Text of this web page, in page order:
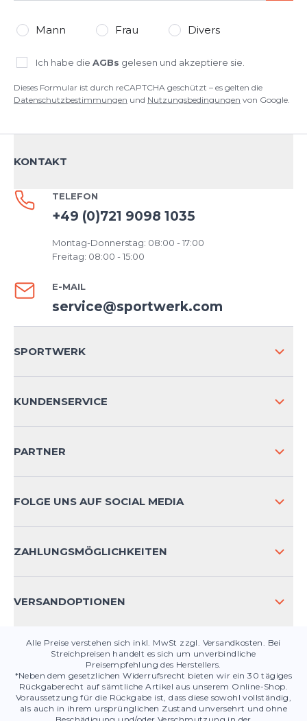
Mann Frau Divers
Ich habe die AGBs gelesen und akzeptiere sie.
Dieses Formular ist durch reCAPTCHA geschützt – es gelten die
Datenschutzbestimmungen und Nutzungsbedingungen von Google.
KONTAKT
TELEFON
+49 (0)721 9098 1035
Montag-Donnerstag: 08:00 - 17:00
Freitag: 08:00 - 15:00
E-MAIL
service@sportwerk.com
SPORTWERK
KUNDENSERVICE
KONTAKT
PRODUKTSICHERHEIT
PARTNER
FOLGE UNS AUF SOCIAL MEDIA
ZAHLUNGSMÖGLICHKEITEN
VERSANDOPTIONEN
Alle Preise verstehen sich inkl. MwSt zzgl. Versandkosten. Bei
Streichpreisen handelt es sich um unverbindliche
Preisempfehlung des Herstellers.
*Neben dem gesetzlichen Widerrufsrecht bieten wir ein 30 tägiges
Rückgaberecht auf sämtliche Artikel aus unserem Online-Shop.
Voraussetzung für die Rückgabe ist, dass diese sowohl vollständig,
als auch in ihrem ursprünglichen Zustand unversehrt und ohne